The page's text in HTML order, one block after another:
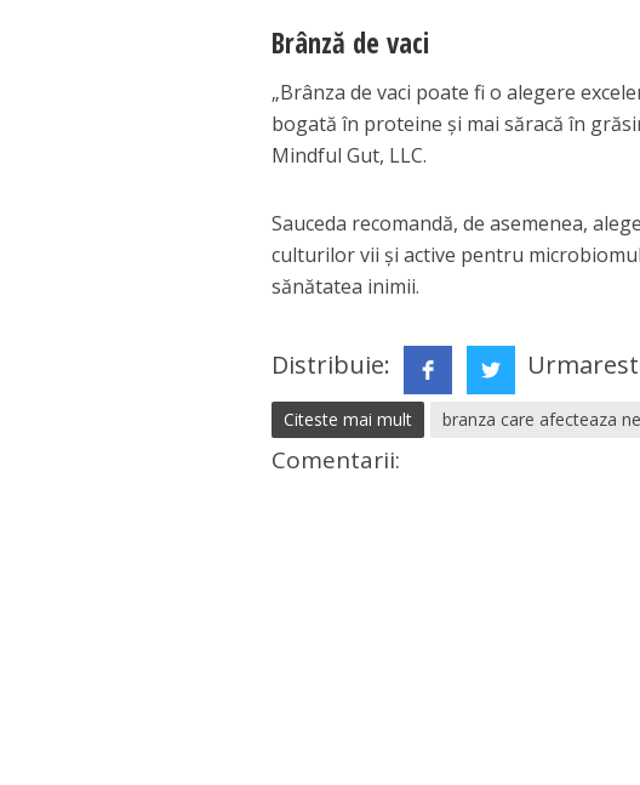
Brânză de vaci
„Brânza de vaci poate fi o alegere
bogată în proteine și mai săracă în
Mindful Gut, LLC.
Sauceda recomandă, de asemenea,
culturilor vii și active pentru
sănătatea inimii.
Distribuie:
Citeste mai mult branza care afecteaza
Comentarii: